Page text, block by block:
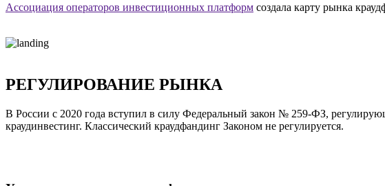
Ассоциация операторов инвестиционных платформ создала карту рынка
РЕГУЛИРОВАНИЕ РЫНКА
В России с 2020 года вступил в силу Федеральный закон № 259-ФЗ,
краудинвестинг. Классический краудфандинг Законом не регулируется.